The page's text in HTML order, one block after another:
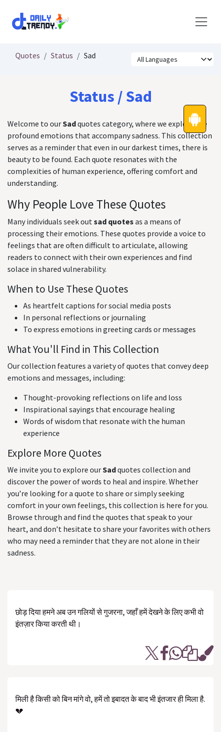
Quotes Status Sad
Status / Sad
Welcome to ourSadquotes category, where we explore the
profound emotions that accompany sadness. This collection
serves as a reminder that even in our darkest times, there is
beauty to be found. Each quote resonates with the
complexities of human experience, offering comfort and
understanding.
Why People Love These Quotes
Many individuals seek outsad quotes as a means of
processing their emotions. These quotes provide a voice to
feelings that are often difficult to articulate, allowing
readers to connect with their own experiences and find
solace in shared vulnerability.
When to Use These Quotes
As heartfelt captions for social media posts
In personal reflections or journaling
To express emotions in greeting cards or messages
What You'll Find in This Collection
Our collection features a variety of quotes that convey deep
emotions and messages, including:
Thought-provoking reflections on life and loss
Inspirational sayings that encourage healing
Words of wisdom that resonate with the human
experience
Explore More Quotes
We invite you to explore ourSadquotes collection and
discover the power of words to heal and inspire. Whether
you’re looking for a quote to share or simply seeking
comfort in your own feelings, this collection is here for you.
Browse through and find the quotes that speak to your
heart, and don’t hesitate to share your favorites with others
who may need a reminder that they are not alone in their
sadness.
छोड़ दिया हमने अब उन गलियों से गुजरना, जहाँ हमें देखने के लिए कभी वो
इंतज़ार किया करती थी।
मिली है किसी को बिन मांगे वो, हमें तो इबादत के बाद भी इंतजार ही मिला है.
💔